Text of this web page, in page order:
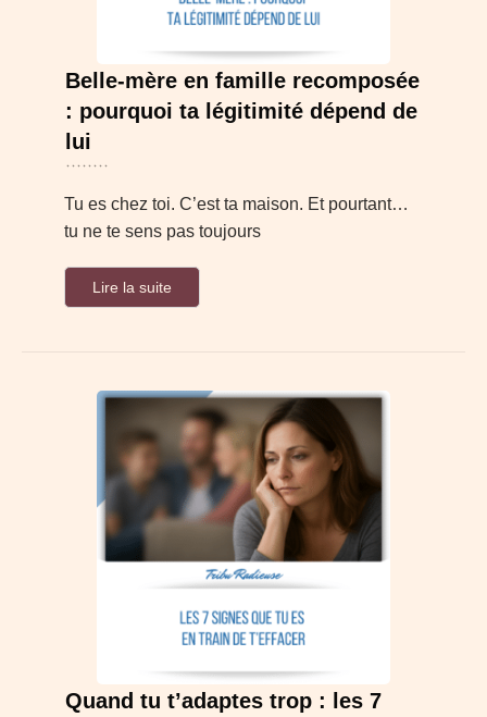
Belle-mère en famille recomposée
: pourquoi ta légitimité dépend de
lui
Tu es chez toi. C’est ta maison. Et pourtant…
tu ne te sens pas toujours
Lire la suite
Quand tu t’adaptes trop : les 7